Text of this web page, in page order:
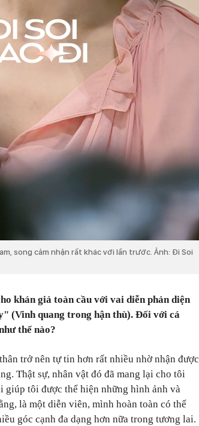
song cảm nhận rất khác với lần trước. Ảnh: Đi Soi
khán giả toàn cầu với vai diễn phản diện
(Vinh quang trong hận thù). Đối với cá
thế nào?
trở nên tự tin hơn rất nhiều nhờ nhận được
Thật sự, nhân vật đó đã mang lại cho tôi
giúp tôi được thể hiện những hình ảnh và
là một diễn viên, mình hoàn toàn có thể
góc cạnh đa dạng hơn nữa trong tương lai.